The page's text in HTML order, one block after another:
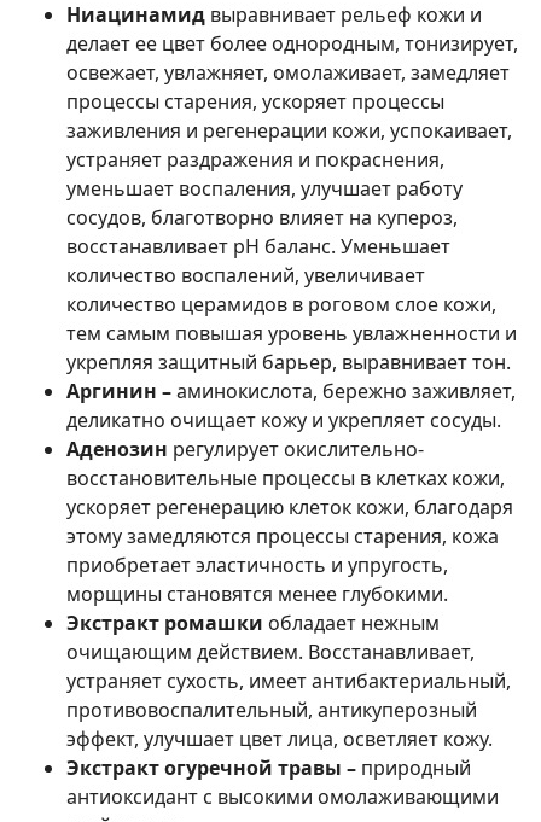
Ниацинамид выравнивает рельеф кожи и
делает ее цвет более однородным, тонизирует,
освежает, увлажняет, омолаживает, замедляет
процессы старения, ускоряет процессы
заживления и регенерации кожи, успокаивает,
устраняет раздражения и покраснения,
уменьшает воспаления, улучшает работу
сосудов, благотворно влияет на купероз,
восстанавливает рН баланс. Уменьшает
количество воспалений, увеличивает
количество церамидов в роговом слое кожи,
тем самым повышая уровень увлажненности и
укрепляя защитный барьер, выравнивает тон.
Аргинин –аминокислота, бережно заживляет,
деликатно очищает кожу и укрепляет сосуды.
Аденозин регулирует окислительно-
восстановительные процессы в клетках кожи,
ускоряет регенерацию клеток кожи, благодаря
этому замедляются процессы старения, кожа
приобретает эластичность и упругость,
морщины становятся менее глубокими.
Экстракт ромашки обладает нежным
очищающим действием. Восстанавливает,
устраняет сухость, имеет антибактериальный,
противовоспалительный, антикуперозный
эффект, улучшает цвет лица, осветляет кожу.
Экстракт огуречной травы – природный
антиоксидант с высокими омолаживающими